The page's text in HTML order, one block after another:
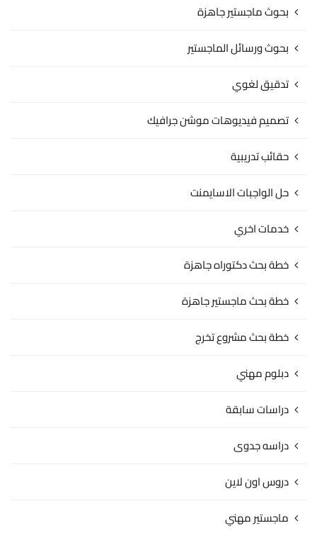
بحوث ماجستير جاهزة
بحوث ورسائل الماجستير
تدقيق لغوي
تصميم فيديوهات موشن جرافيك
حقائب تدريبية
حل الواجبات الاسايمنت
خدمات اخري
خطة بحث دكتوراه جاهزة
خطة بحث ماجستير جاهزة
خطة بحث مشروع تخرج
دبلوم مهني
دراسات سابقة
دراسه جدوى
دروس اون لاين
ماجستير مهني